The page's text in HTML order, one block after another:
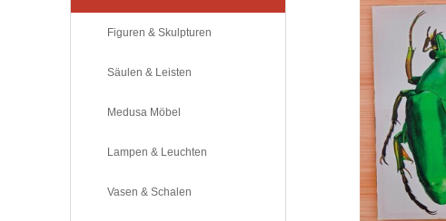
Figuren & Skulpturen
Säulen & Leisten
Medusa Möbel
Lampen & Leuchten
Vasen & Schalen